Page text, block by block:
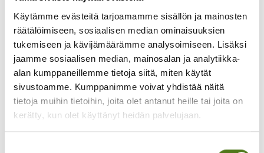
Käytämme evästeitä tarjoamamme sisällön ja mainosten
räätälöimiseen, sosiaalisen median ominaisuuksien
tukemiseen ja kävijämäärämme analysoimiseen. Lisäksi
jaamme sosiaalisen median, mainosalan ja analytiikka-
alan kumppaneillemme tietoja siitä, miten käytät
sivustoamme. Kumppanimme voivat yhdistää näitä
tietoja muihin tietoihin, joita olet antanut heille tai joita on
kerätty, kun olet käyttänyt heidän palvelujaan.
Lähetä Whatsappia
lauriina.perajarvi@epilepsia.fi
Mitä mieltä olet sivun sisällöstä?